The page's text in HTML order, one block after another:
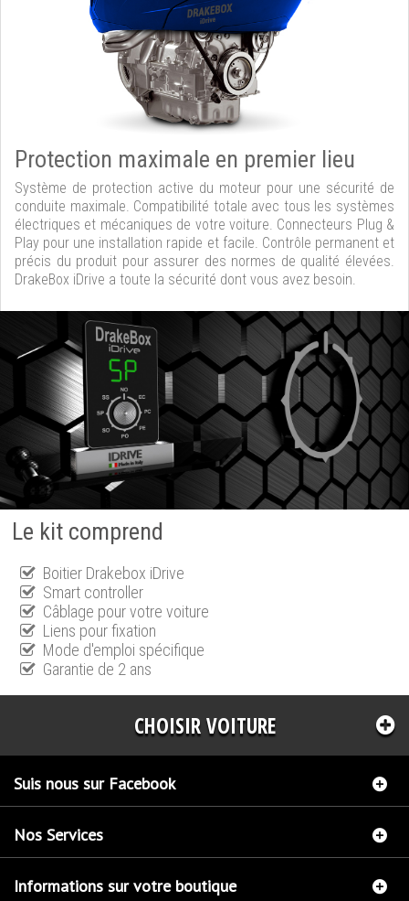
Protection maximale en premier lieu
Système de protection active du moteur pour une sécurité de
conduite maximale. Compatibilité totale avec tous les systèmes
électriques et mécaniques de votre voiture. Connecteurs Plug &
Play pour une installation rapide et facile. Contrôle permanent et
précis du produit pour assurer des normes de qualité élevées.
DrakeBox iDrive a toute la sécurité dont vous avez besoin.
Le kit comprend
Boitier Drakebox iDrive
Smart controller
Câblage pour votre voiture
Liens pour fixation
Mode d'emploi spécifique
Garantie de 2 ans
CHOISIR VOITURE
Suis nous sur Facebook
Nos Services
Informations sur votre boutique